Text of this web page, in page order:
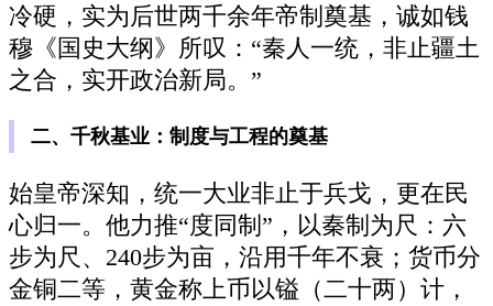
冷硬，实为后世两千余年帝制奠基，诚如钱
穆《国史大纲》所叹：“秦人一统，非止疆土
之合，实开政治新局。”
二、千秋基业：制度与工程的奠基
始皇帝深知，统一大业非止于兵戈，更在民
心归一。他力推“度同制”，以秦制为尺：六
步为尺、240步为亩，沿用千年不衰；货币分
金铜二等，黄金称上币以镒（二十两）计，